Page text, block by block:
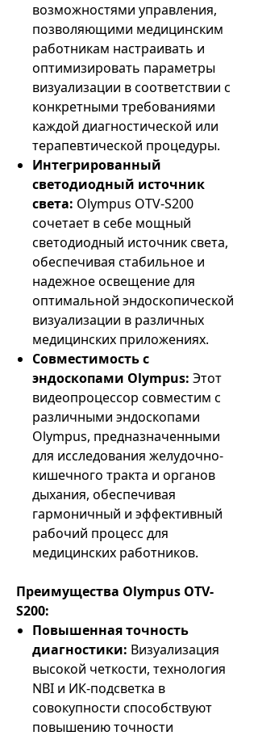
возможностями управления,
позволяющими медицинским
работникам настраивать и
оптимизировать параметры
визуализации в соответствии с
конкретными требованиями
каждой диагностической или
терапевтической процедуры.
Интегрированный
светодиодный источник
света: Olympus OTV-S200
сочетает в себе мощный
светодиодный источник света,
обеспечивая стабильное и
надежное освещение для
оптимальной эндоскопической
визуализации в различных
медицинских приложениях.
Совместимость с
эндоскопами Olympus: Этот
видеопроцессор совместим с
различными эндоскопами
Olympus, предназначенными
для исследования желудочно-
кишечного тракта и органов
дыхания, обеспечивая
гармоничный и эффективный
рабочий процесс для
медицинских работников.
Преимущества Olympus OTV-
S200:
Повышенная точность
диагностики: Визуализация
высокой четкости, технология
NBI и ИК-подсветка в
совокупности способствуют
повышению точности